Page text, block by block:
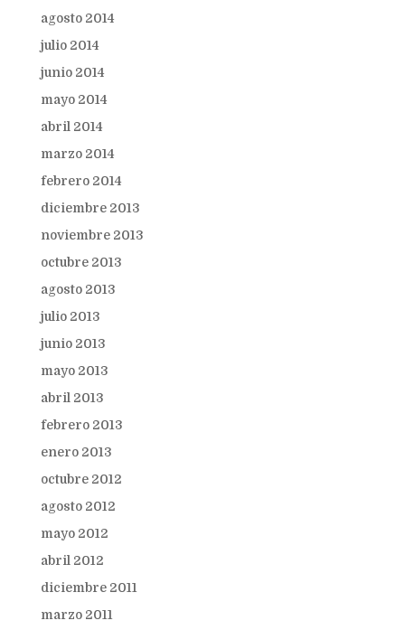
agosto 2014
julio 2014
junio 2014
mayo 2014
abril 2014
marzo 2014
febrero 2014
diciembre 2013
noviembre 2013
octubre 2013
agosto 2013
julio 2013
junio 2013
mayo 2013
abril 2013
febrero 2013
enero 2013
octubre 2012
agosto 2012
mayo 2012
abril 2012
diciembre 2011
marzo 2011